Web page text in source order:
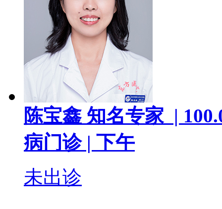
陈宝鑫 知名专家 |
病门诊 | 下午
未出诊